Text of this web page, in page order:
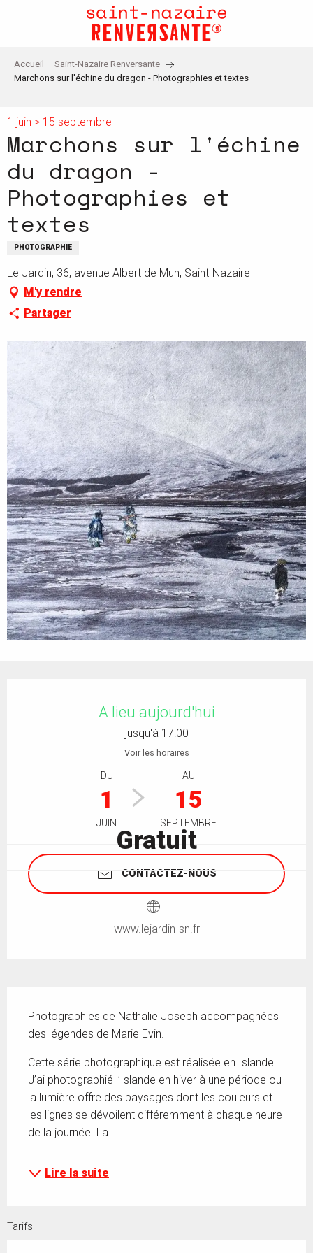
principal
Accueil – Saint-Nazaire Renversante
Marchons sur l'échine du dragon - Photographies et textes
1 juin > 15 septembre
Marchons sur l'échine
du dragon -
Photographies et
textes
PHOTOGRAPHIE
Le Jardin, 36, avenue Albert de Mun, Saint-Nazaire
M'y rendre
Partager
A lieu aujourd'hui
jusqu'à 17:00
Voir les horaires
DU
1
JUIN
AU
15
SEPTEMBRE
Gratuit
CONTACTEZ-NOUS
www.lejardin-sn.fr
Photographies de Nathalie Joseph accompagnées
des légendes de Marie Evin.
Cette série photographique est réalisée en Islande.
J’ai photographié l’Islande en hiver à une période ou
la lumière offre des paysages dont les couleurs et
les lignes se dévoilent différemment à chaque heure
de la journée. La...
Lire la suite
Tarifs